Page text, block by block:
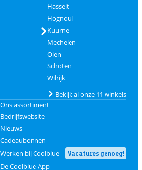
Hasselt
Hognoul
Kuurne
Mechelen
Olen
Schoten
Wilrijk
Bekijk al onze 11 winkels
Ons assortiment
Bedrijfswebsite
Nieuws
Cadeaubonnen
Werken bij Coolblue
Vacatures genoeg!
De Coolblue-App